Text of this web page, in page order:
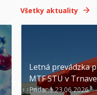
Všetky aktuality
Letná prevádzka
MTF STU v Trnave
Pridané 23.06.2026